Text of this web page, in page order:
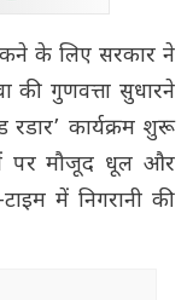
के लिए सरकार ने
की गुणवत्ता सुधारने
रडार’ कार्यक्रम शुरू
पर मौजूद धूल और
में निगरानी की